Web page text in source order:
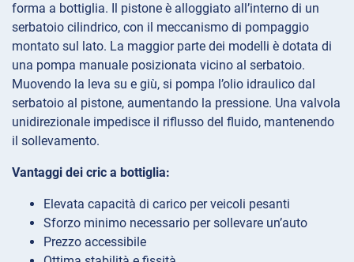
forma a bottiglia. Il pistone è alloggiato all’interno di un
serbatoio cilindrico, con il meccanismo di pompaggio
montato sul lato. La maggior parte dei modelli è dotata di
una pompa manuale posizionata vicino al serbatoio.
Muovendo la leva su e giù, si pompa l’olio idraulico dal
serbatoio al pistone, aumentando la pressione. Una valvola
unidirezionale impedisce il riflusso del fluido, mantenendo
il sollevamento.
Vantaggi dei cric a bottiglia:
Elevata capacità di carico per veicoli pesanti
Sforzo minimo necessario per sollevare un’auto
Prezzo accessibile